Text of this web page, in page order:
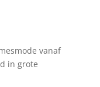
vanaf
in grote